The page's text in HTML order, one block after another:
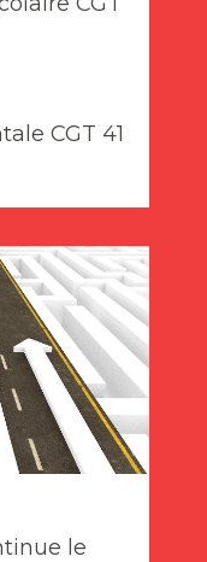
CGT 41
le